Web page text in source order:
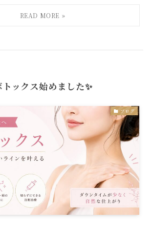
トックス始めました✨
ブログ